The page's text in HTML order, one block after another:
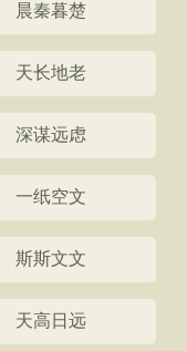
晨秦暮楚
天长地老
深谋远虑
一纸空文
斯斯文文
天高日远